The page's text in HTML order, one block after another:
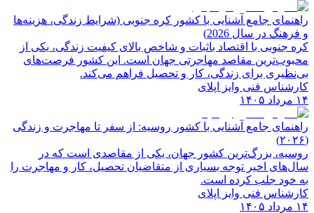
راهنمای جامع آشنایی با کشور کره جنوبی (شرایط زندگی، هزینه‌ها
و فرهنگ در سال 2026)
کره جنوبی با اقتصاد باثبات و شاخص‌ بالای کیفیت زندگی، یکی از
محبوب‌ترین مقاصد مهاجرتی جهان است. این کشور فرصت‌های
بی‌نظیری برای زندگی، کار و تحصیل فراهم می‌کند.
کارشناس فنی وایز اپلای
۱۴ مرداد ۱۴۰۵
راهنمای جامع آشنایی با کشور روسیه: از سفر تا مهاجرت و زندگی
(۲۰۲۶)
روسیه، بزرگ‌ترین کشور جهان، یکی از مقاصدی است که در
سال‌های اخیر توجه بسیاری از متقاضیان تحصیل، کار و مهاجرت را
به خود جلب کرده است.
کارشناس فنی وایز اپلای
۱۴ مرداد ۱۴۰۵